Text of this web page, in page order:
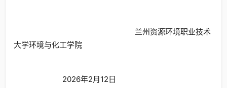
兰州资源环境职业技术
大学环境与化工学院
2026年2月12日